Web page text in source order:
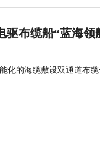
驱布缆船“蓝海领
化的海缆敷设双通道布